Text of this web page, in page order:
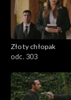
Złoty chłopak
odc. 303